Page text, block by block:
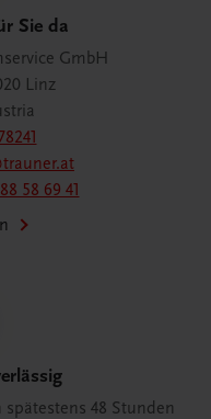
Sie da
GmbH
Linz
58 69 41
48 Stunden